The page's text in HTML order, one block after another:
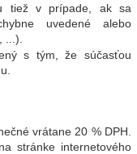
tiež v prípade, ak sa
uvedené alebo
s tým, že súčasťou
vrátane 20 % DPH.
stránke internetového